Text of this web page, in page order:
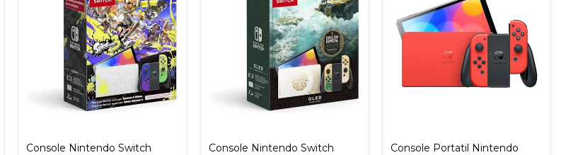
Console Nintendo Switch
Console Nintendo Switch
Console Portatil Nintendo